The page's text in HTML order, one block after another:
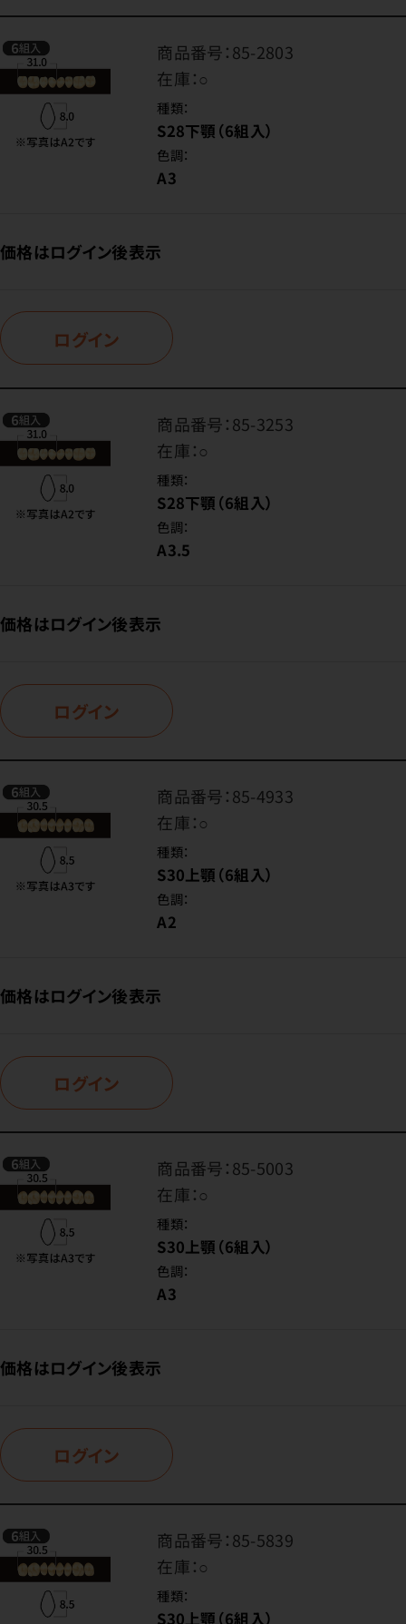
商品番号：85-2803
在庫：○
種類：
S28下顎（6組入）
色調：
A3
価格はログイン後表示
ログイン
商品番号：85-3253
在庫：○
種類：
S28下顎（6組入）
色調：
A3.5
価格はログイン後表示
ログイン
商品番号：85-4933
在庫：○
種類：
S30上顎（6組入）
色調：
A2
価格はログイン後表示
ログイン
商品番号：85-5003
在庫：○
種類：
S30上顎（6組入）
色調：
A3
価格はログイン後表示
ログイン
商品番号：85-5839
在庫：○
種類：
S30上顎（6組入）